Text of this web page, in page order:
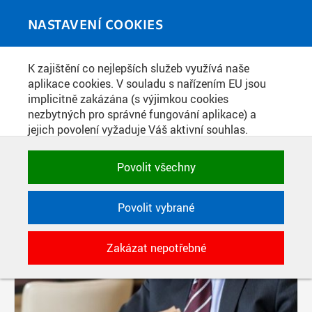
NASTAVENÍ COOKIES
K zajištění co nejlepších služeb využívá naše
aplikace cookies. V souladu s nařízením EU jsou
implicitně zakázána (s výjimkou cookies
nezbytných pro správné fungování aplikace) a
jejich povolení vyžaduje Váš aktivní souhlas.
zakázat, případně vybrat a povolit cookies podle
kategorie. Svoje rozhodnutí můžete samozřejmě
kdykoli změnit.
POTŘEBNÉ
Technické cookies využívané aplikacemi
ČVUT pro uchování jejich nastavení,
vlastností a identifikátorů relace. Jsou
nezbytné pro správné fungování a jsou
Povolit všechny
Povolit vybrané
Zakázat nepotřebné
MEDIATÉKA
PŘÍSPĚVKY PODLE FILTRU
Aktivní filtry: ŠTÍTEK: PORTRÉT